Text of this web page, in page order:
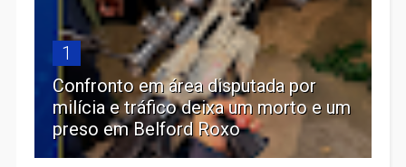
1
Confronto em área disputada por
milícia e tráfico deixa um morto e um
preso em Belford Roxo